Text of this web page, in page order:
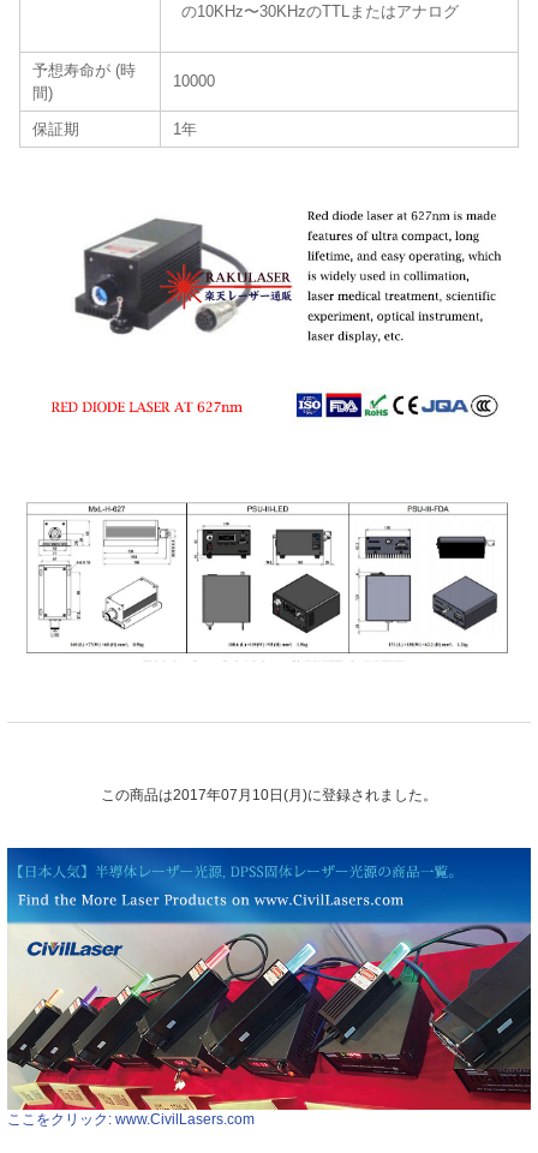
の10KHz〜30KHzのTTLまたはアナログ
予想寿命が (時
間)
10000
保証期 1年
この商品は2017年07月10日(月)に登録されました。
ここをクリック: www.CivilLasers.com